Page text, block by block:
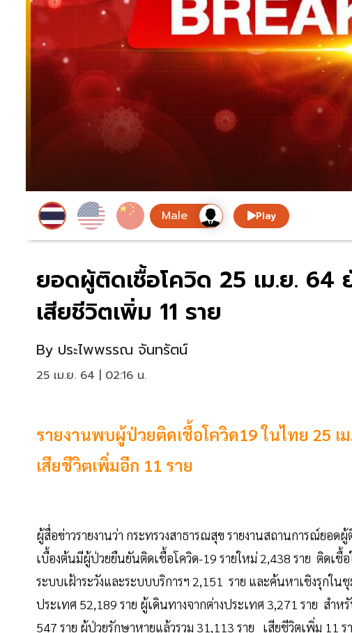
Play
ยอดผู้ติดเชื้อโควิด 25 เม.ย. 64
เสียชีวิตเพิ่ม 11 ราย
By ประไพพรรณ จันทรัตน์
25 เม.ย. 64 | 02:16 น.
รายงานพบผู้ป่วยติดเชื้อโควิด19 ในไทย 25 เ
เสียชีวิตเพิ่มอีก 11 ราย
ผู้สื่อข่าวรายงานว่า กระทรวงสาธารณสุข รายงานสถานการณ์ยอ
เบื้องต้นมีผู้ป่วยยืนยันติดเชื้อโควิด-19 รายใหม่ 2,438 ราย ติดเ
ระบบเฝ้าระวังและระบบบริการฯ 2,151 ราย และค้นหาเชิงรุกใ
ประเทศ 52,189 ราย ผู้เดินทางจากต่างประเทศ 3,271 ราย สำ
547 ราย ผู้ป่วยรักษาหายแล้วรวม 31,113 ราย เสียชีวิตเพิ่ม 11 ร